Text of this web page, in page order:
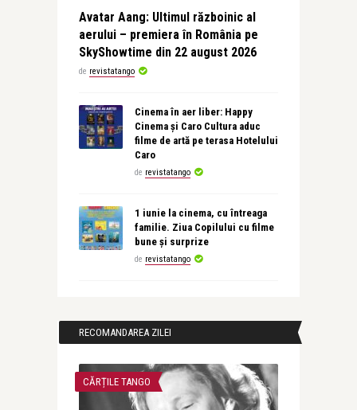
Avatar Aang: Ultimul războinic al
aerului – premiera în România pe
SkyShowtime din 22 august 2026
de revistatango
Cinema în aer liber: Happy
Cinema și Caro Cultura aduc
filme de artă pe terasa Hotelului
Caro
de revistatango
1 iunie la cinema, cu întreaga
familie. Ziua Copilului cu filme
bune și surprize
de revistatango
RECOMANDAREA ZILEI
CĂRȚILE TANGO